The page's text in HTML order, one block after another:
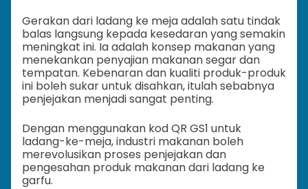
Gerakan dari ladang ke meja adalah satu tindak
balas langsung kepada kesedaran yang semakin
meningkat ini. Ia adalah konsep makanan yang
menekankan penyajian makanan segar dan
tempatan. Kebenaran dan kualiti produk-produk
ini boleh sukar untuk disahkan, itulah sebabnya
penjejakan menjadi sangat penting.
Dengan menggunakan kod QR GS1 untuk
ladang-ke-meja, industri makanan boleh
merevolusikan proses penjejakan dan
pengesahan produk makanan dari ladang ke
garfu.